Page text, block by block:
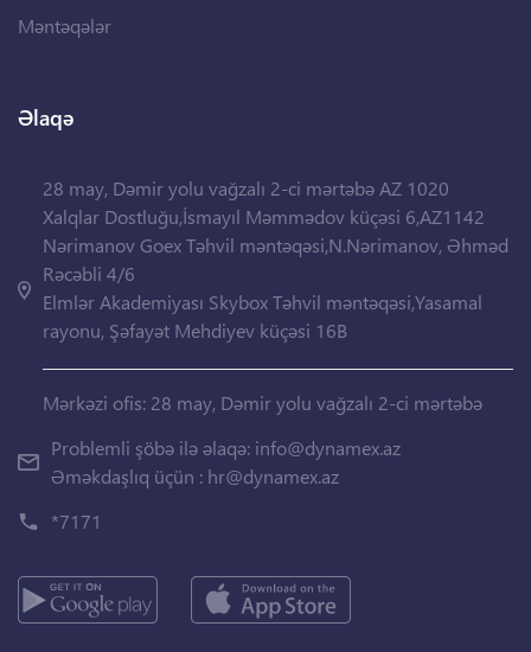
Məntəqələr
Əlaqə
28 may, Dəmir yolu vağzalı 2-ci mərtəbə AZ 1020
Xalqlar Dostluğu,İsmayıl Məmmədov küçəsi 6,AZ1142
Nərimanov Goex Təhvil məntəqəsi,N.Nərimanov, Əhməd
Rəcəbli 4/6
Elmlər Akademiyası Skybox Təhvil məntəqəsi,Yasamal
rayonu, Şəfayət Mehdiyev küçəsi 16B
Mərkəzi ofis: 28 may, Dəmir yolu vağzalı 2-ci mərtəbə
Problemli şöbə ilə əlaqə: info@dynamex.az
Əməkdaşlıq üçün : hr@dynamex.az
*7171